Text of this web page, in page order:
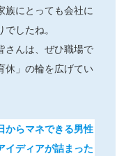
族にとっても会社に
したね。
さんは、ぜひ職場で
休」の輪を広げてい
からマネできる男性
イディアが詰まった